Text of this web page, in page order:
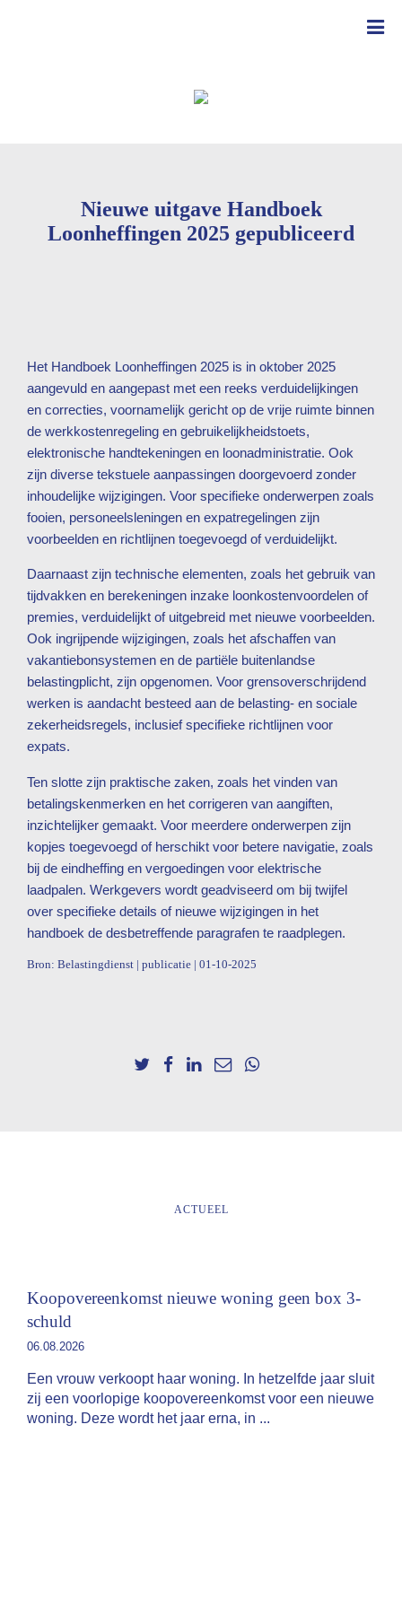
Nieuwe uitgave Handboek
Loonheffingen 2025 gepubliceerd
Het Handboek Loonheffingen 2025 is in oktober 2025
aangevuld en aangepast met een reeks verduidelijkingen
en correcties, voornamelijk gericht op de vrije ruimte binnen
de werkkostenregeling en gebruikelijkheidstoets,
elektronische handtekeningen en loonadministratie. Ook
zijn diverse tekstuele aanpassingen doorgevoerd zonder
inhoudelijke wijzigingen. Voor specifieke onderwerpen zoals
fooien, personeelsleningen en expatregelingen zijn
voorbeelden en richtlijnen toegevoegd of verduidelijkt.
Daarnaast zijn technische elementen, zoals het gebruik van
tijdvakken en berekeningen inzake loonkostenvoordelen of
premies, verduidelijkt of uitgebreid met nieuwe voorbeelden.
Ook ingrijpende wijzigingen, zoals het afschaffen van
vakantiebonsystemen en de partiële buitenlandse
belastingplicht, zijn opgenomen. Voor grensoverschrijdend
werken is aandacht besteed aan de belasting- en sociale
zekerheidsregels, inclusief specifieke richtlijnen voor
expats.
Ten slotte zijn praktische zaken, zoals het vinden van
betalingskenmerken en het corrigeren van aangiften,
inzichtelijker gemaakt. Voor meerdere onderwerpen zijn
kopjes toegevoegd of herschikt voor betere navigatie, zoals
bij de eindheffing en vergoedingen voor elektrische
laadpalen. Werkgevers wordt geadviseerd om bij twijfel
over specifieke details of nieuwe wijzigingen in het
handboek de desbetreffende paragrafen te raadplegen.
Bron: Belastingdienst | publicatie | 01-10-2025
ACTUEEL
Koopovereenkomst nieuwe woning geen box 3-
schuld
06.08.2026
Een vrouw verkoopt haar woning. In hetzelfde jaar sluit
zij een voorlopige koopovereenkomst voor een nieuwe
woning. Deze wordt het jaar erna, in